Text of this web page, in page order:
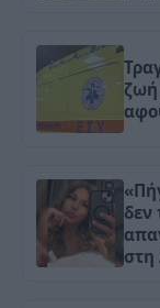
ζωή
δεν
στη